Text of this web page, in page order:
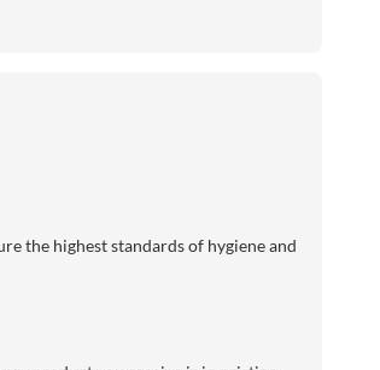
the highest standards of hygiene and